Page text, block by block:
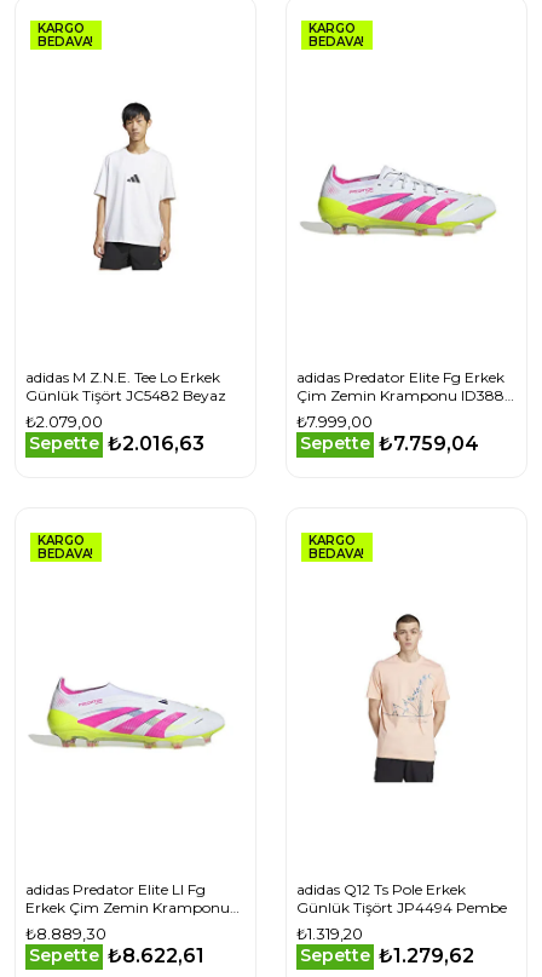
KARGO
BEDAVA!
adidas M Z.N.E. Tee Lo Erkek
Günlük Tişört JC5482 Beyaz
₺2.079,00
Sepette ₺2.016,63
KARGO
BEDAVA!
adidas Predator Elite Fg Erkek
Çim Zemin Kramponu ID3881
Beyaz
₺7.999,00
Sepette ₺7.759,04
KARGO
BEDAVA!
adidas Predator Elite Ll Fg
Erkek Çim Zemin Kramponu
ID3876 Beyaz
₺8.889,30
Sepette ₺8.622,61
KARGO
BEDAVA!
adidas Q12 Ts Pole Erkek
Günlük Tişört JP4494 Pembe
₺1.319,20
Sepette ₺1.279,62